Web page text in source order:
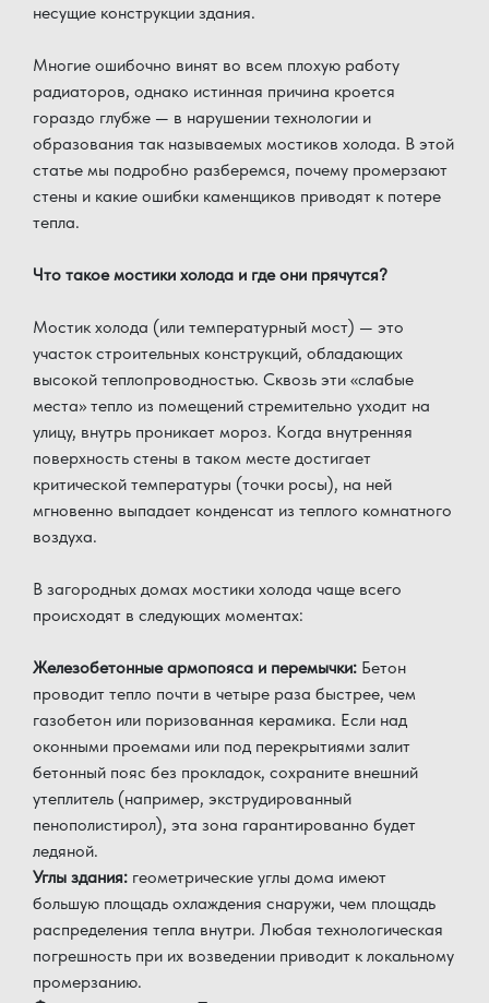
несущие конструкции здания.
Многие ошибочно винят во всем плохую работу
радиаторов, однако истинная причина кроется
гораздо глубже — в нарушении технологии и
образования так называемых мостиков холода. В этой
статье мы подробно разберемся, почему промерзают
стены и какие ошибки каменщиков приводят к потере
тепла.
Что такое мостики холода и где они прячутся?
Мостик холода (или температурный мост) — это
участок строительных конструкций, обладающих
высокой теплопроводностью. Сквозь эти «слабые
места» тепло из помещений стремительно уходит на
улицу, внутрь проникает мороз. Когда внутренняя
поверхность стены в таком месте достигает
критической температуры (точки росы), на ней
мгновенно выпадает конденсат из теплого комнатного
воздуха.
В загородных домах мостики холода чаще всего
происходят в следующих моментах:
Железобетонные армопояса и перемычки: Бетон
проводит тепло почти в четыре раза быстрее, чем
газобетон или поризованная керамика. Если над
оконными проемами или под перекрытиями залит
бетонный пояс без прокладок, сохраните внешний
утеплитель (например, экструдированный
пенополистирол), эта зона гарантированно будет
ледяной.
Углы здания: геометрические углы дома имеют
большую площадь охлаждения снаружи, чем площадь
распределения тепла внутри. Любая технологическая
погрешность при их возведении приводит к локальному
промерзанию.